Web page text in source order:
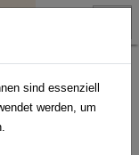
Sortierung wählen
sind essenziell
werden, um